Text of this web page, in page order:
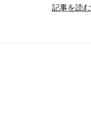
記事を読む